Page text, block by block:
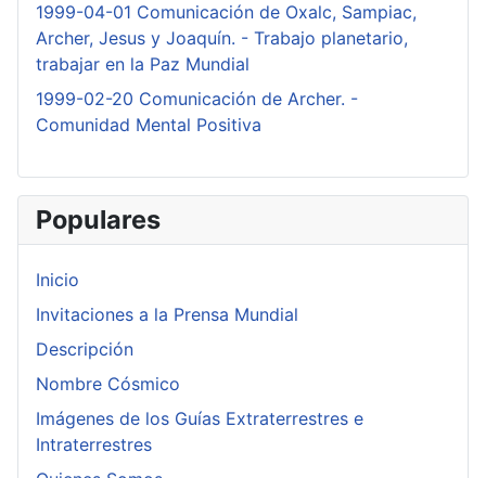
1999-04-01 Comunicación de Oxalc, Sampiac,
Archer, Jesus y Joaquín. - Trabajo planetario,
trabajar en la Paz Mundial
1999-02-20 Comunicación de Archer. -
Comunidad Mental Positiva
Populares
Inicio
Invitaciones a la Prensa Mundial
Descripción
Nombre Cósmico
Imágenes de los Guías Extraterrestres e
Intraterrestres